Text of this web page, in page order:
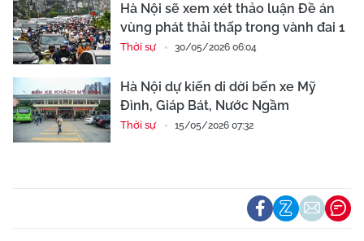
Hà Nội sẽ xem xét thảo luận Đề án
vùng phát thải thấp trong vành đai 1
Thời sự 30/05/2026 06:04
Hà Nội dự kiến di dời bến xe Mỹ
Đình, Giáp Bát, Nước Ngầm
Thời sự 15/05/2026 07:32